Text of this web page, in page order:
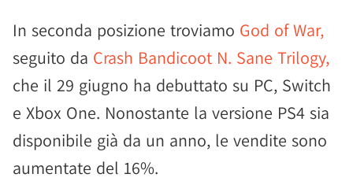
In seconda posizione troviamo God of War,
seguito da Crash Bandicoot N. Sane Trilogy,
che il 29 giugno ha debuttato su PC, Switch
e Xbox One. Nonostante la versione PS4 sia
disponibile già da un anno, le vendite sono
aumentate del 16%.